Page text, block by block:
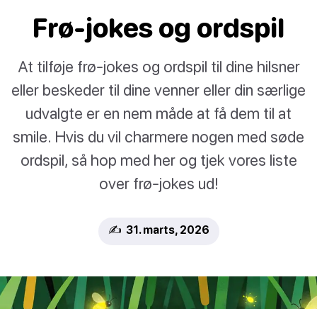
Frø-jokes og ordspil
At tilføje frø-jokes og ordspil til dine hilsner
eller beskeder til dine venner eller din særlige
udvalgte er en nem måde at få dem til at
smile. Hvis du vil charmere nogen med søde
ordspil, så hop med her og tjek vores liste
over frø-jokes ud!
✍️ 31. marts, 2026